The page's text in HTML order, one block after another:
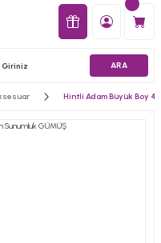
ARA
Hintli Adam Büyük Boy